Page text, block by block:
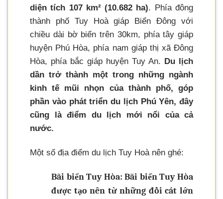
diện tích 107 km² (10.682 ha). Phía đông
thành phố Tuy Hoà giáp Biển Đông với
chiều dài bờ biển trên 30km, phía tây giáp
huyện Phú Hòa, phía nam giáp thị xã Đông
Hòa, phía bắc giáp huyện Tuy An. Du lịch
dần trở thành một trong những ngành
kinh tế mũi nhọn của thành phố, góp
phần vào phát triển du lịch Phú Yên, đây
cũng là điểm du lịch mới nổi của cả
nước.
Một số địa điểm du lịch Tuy Hoà nên ghé:
Bãi biển Tuy Hòa: Bãi biển Tuy Hòa
được tạo nên từ những đồi cát lớn